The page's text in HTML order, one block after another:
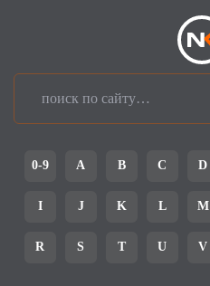
0-9 A B C D
I J K L M
R S T U V